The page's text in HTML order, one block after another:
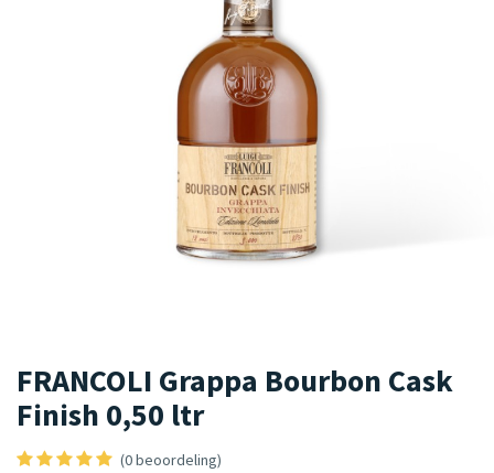
FRANCOLI Grappa Bourbon Cask
Finish 0,50 ltr
(0 beoordeling)